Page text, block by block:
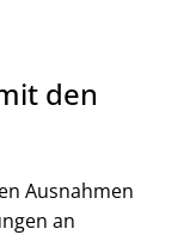
den
Ausnahmen
an